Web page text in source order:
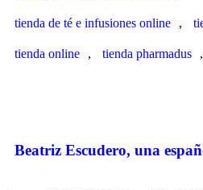
tienda de té e infusiones online ,
tienda online , tienda pharmadus ,
Beatriz Escudero, una